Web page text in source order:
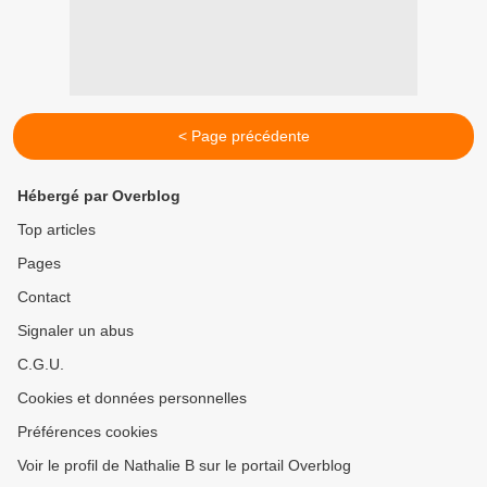
< Page précédente
Hébergé par Overblog
Top articles
Pages
Contact
Signaler un abus
C.G.U.
Cookies et données personnelles
Préférences cookies
Voir le profil de Nathalie B sur le portail Overblog